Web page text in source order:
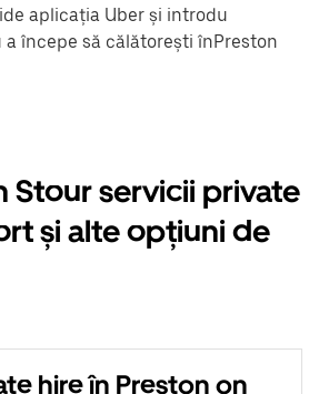
aplicația Uber și introdu
începe să călătorești înPreston
Stour servicii private
și alte opțiuni de
hire în Preston on